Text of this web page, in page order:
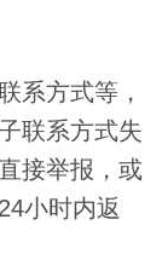
系方式等，
联系方式失
接举报，或
小时内返